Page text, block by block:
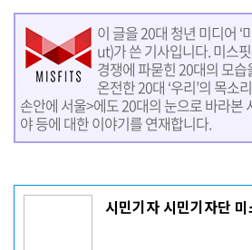
이 글을 20대 청년 미디어 ‘
ut)가 쓴 기사입니다. 미스
경쟁에 파묻힌 20대의 모
온전한 20대 ‘우리’의 목소
손안에 서울>에도 20대의 눈으로 바라본
야 등에 대한 이야기를 연재합니다.
기 시민기자 시민기자단